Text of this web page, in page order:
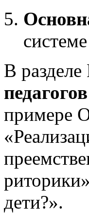
В
педагогов
примере
дети?».